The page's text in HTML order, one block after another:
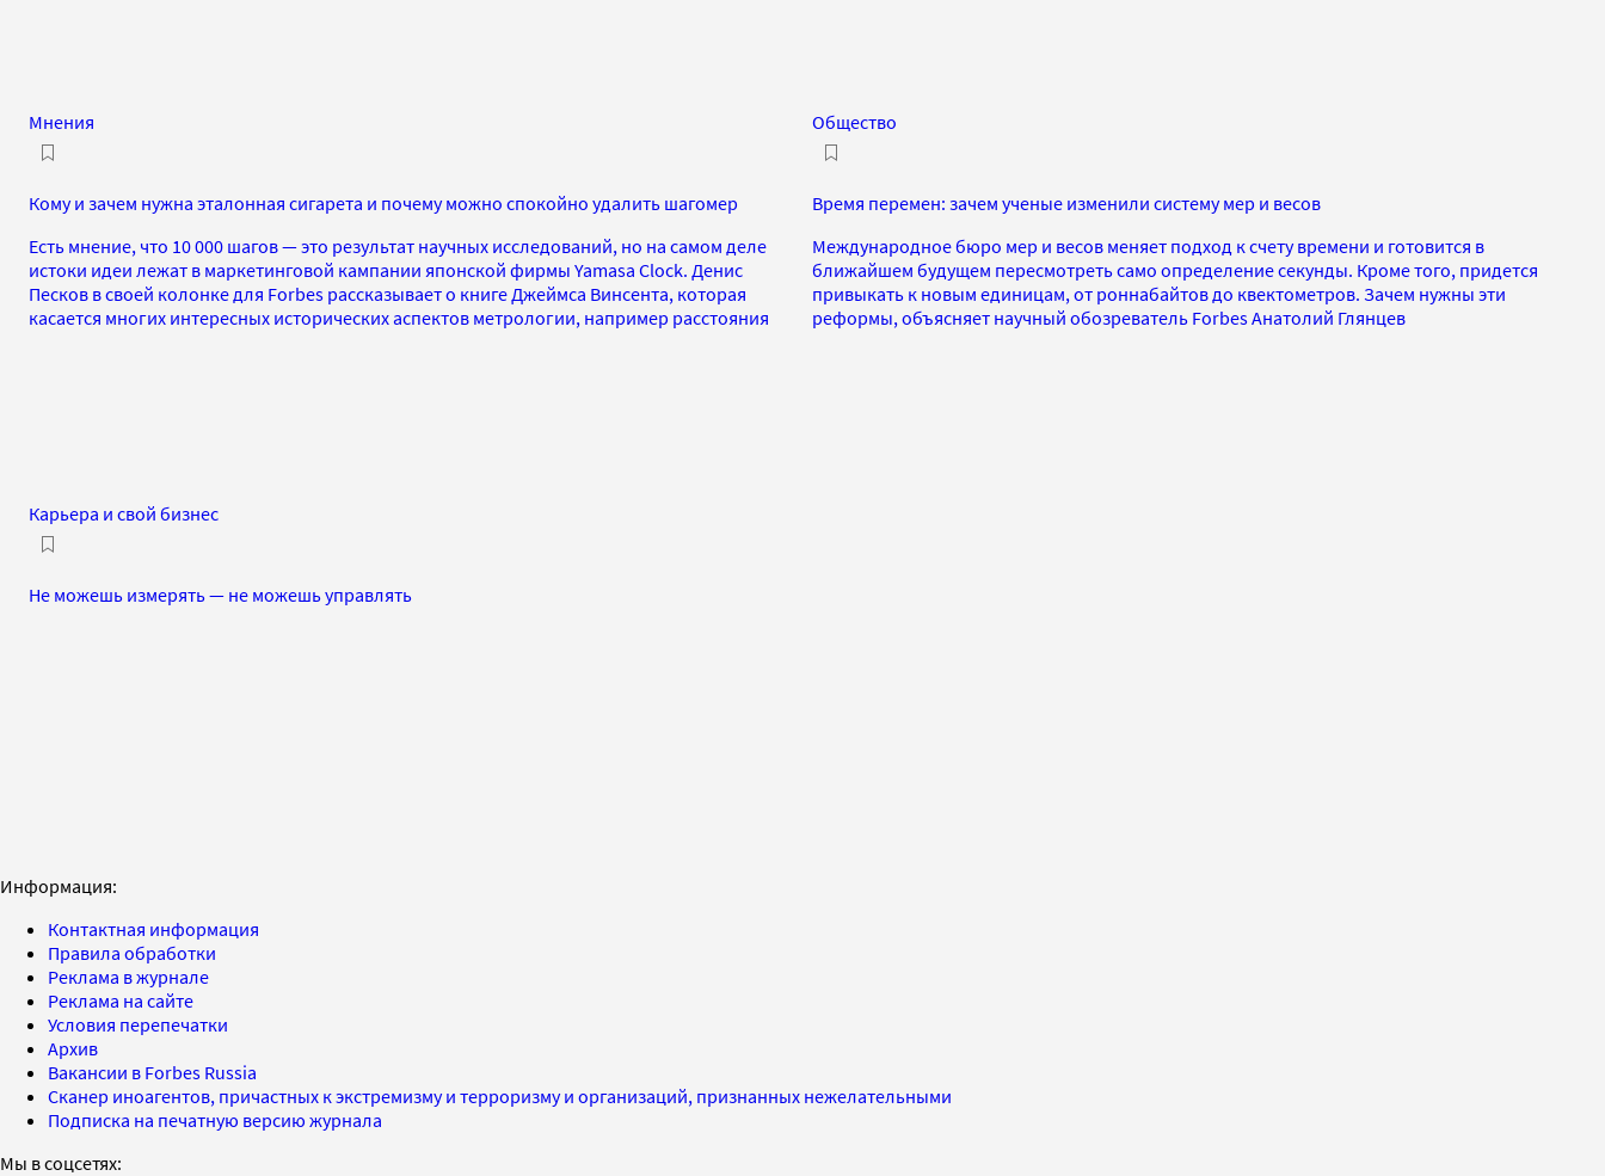
Мнения
Кому и зачем нужна эталонная сигарета и почему можно спокойно удалить шагомер
Есть мнение, что 10 000 шагов — это результат научных исследований, но на самом деле
истоки идеи лежат в маркетинговой кампании японской фирмы Yamasa Clock. Денис
Песков в своей колонке для Forbes рассказывает о книге Джеймса Винсента, которая
касается многих интересных исторических аспектов метрологии, например расстояния
Общество
Время перемен: зачем ученые изменили систему мер и весов
Международное бюро мер и весов меняет подход к счету времени и готовится в
ближайшем будущем пересмотреть само определение секунды. Кроме того, придется
привыкать к новым единицам, от роннабайтов до квектометров. Зачем нужны эти
реформы, объясняет научный обозреватель Forbes Анатолий Глянцев
Карьера и свой бизнес
Не можешь измерять — не можешь управлять
Информация:
Контактная информация
Правила обработки
Реклама в журнале
Реклама на сайте
Условия перепечатки
Архив
Вакансии в Forbes Russia
Сканер иноагентов, причастных к экстремизму и терроризму и организаций, признанных нежелательными
Подписка на печатную версию журнала
Мы в соцсетях: